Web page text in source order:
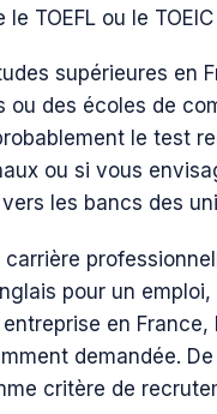
le TOEFL ou le
supérieures en
ou des écoles de
le test
ou si vous
les bancs des
carrière
pour un
entreprise en
demandée.
critère de